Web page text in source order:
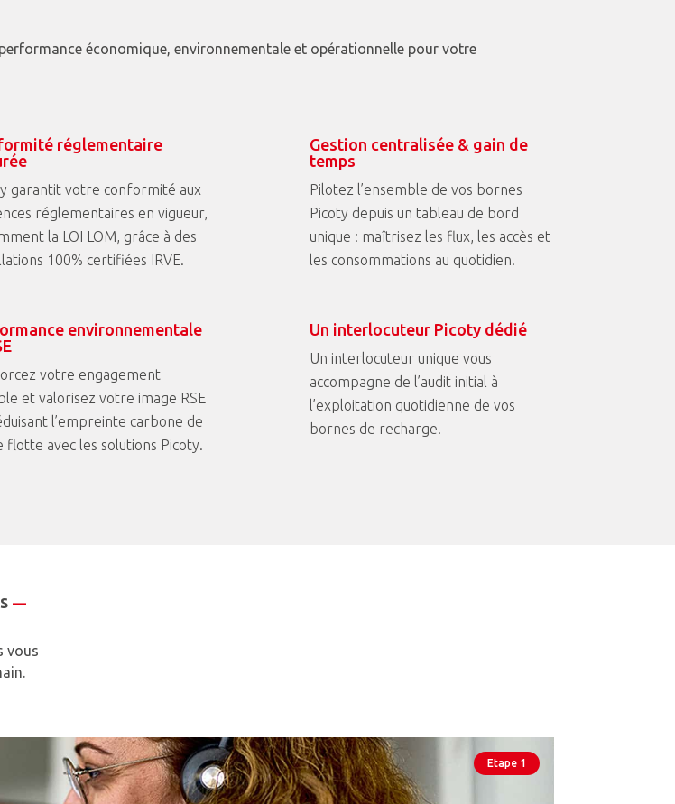
économique, environnementale et opérationnelle pour votre
réglementaire
garantit votre conformité aux
réglementaires en vigueur,
la LOI LOM, grâce à des
100% certifiées IRVE.
environnementale
votre engagement
et valorisez votre image RSE
l’empreinte carbone de
flotte avec les solutions Picoty.
Gestion centralisée & gain de
temps
Pilotez l’ensemble de vos bornes
Picoty depuis un tableau de bord
unique : maîtrisez les flux, les accès et
les consommations au quotidien.
Un interlocuteur Picoty dédié
Un interlocuteur unique vous
accompagne de l’audit initial à
l’exploitation quotidienne de vos
bornes de recharge.
—
vous
Etape 1